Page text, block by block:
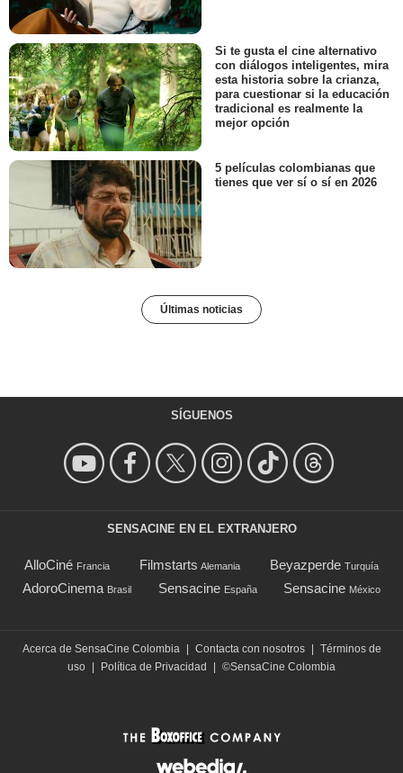
Si te gusta el cine alternativo
con diálogos inteligentes, mira
esta historia sobre la crianza,
para cuestionar si la educación
tradicional es realmente la
mejor opción
5 películas colombianas que
tienes que ver sí o sí en 2026
Últimas noticias
SÍGUENOS
SENSACINE EN EL EXTRANJERO
AlloCiné Francia Filmstarts Alemania Beyazperde Turquía
AdoroCinema Brasil Sensacine España Sensacine México
Acerca de SensaCine Colombia Contacta con nosotros
Términos de
uso
Política de Privacidad ©SensaCine Colombia